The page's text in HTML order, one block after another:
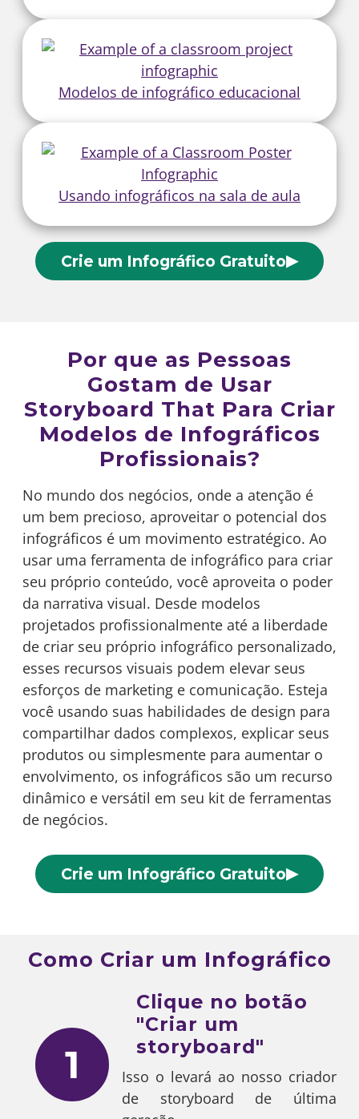
Modelos de infográfico educacional
Usando infográficos na sala de aula
Crie um Infográfico Gratuito▶
Por que as Pessoas
Gostam de Usar
Storyboard That Para Criar
Modelos de Infográficos
Profissionais?
No mundo dos negócios, onde a atenção é
um bem precioso, aproveitar o potencial dos
infográficos é um movimento estratégico. Ao
usar uma ferramenta de infográfico para criar
seu próprio conteúdo, você aproveita o poder
da narrativa visual. Desde modelos
projetados profissionalmente até a liberdade
de criar seu próprio infográfico personalizado,
esses recursos visuais podem elevar seus
esforços de marketing e comunicação. Esteja
você usando suas habilidades de design para
compartilhar dados complexos, explicar seus
produtos ou simplesmente para aumentar o
envolvimento, os infográficos são um recurso
dinâmico e versátil em seu kit de ferramentas
de negócios.
Crie um Infográfico Gratuito▶
Como Criar um Infográfico
1
Clique no botão
"Criar um
storyboard"
Isso o levará ao nosso criador
de storyboard de última